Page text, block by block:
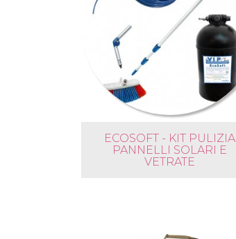
ECOSOFT - KIT PULIZIA
PANNELLI SOLARI E
VETRATE